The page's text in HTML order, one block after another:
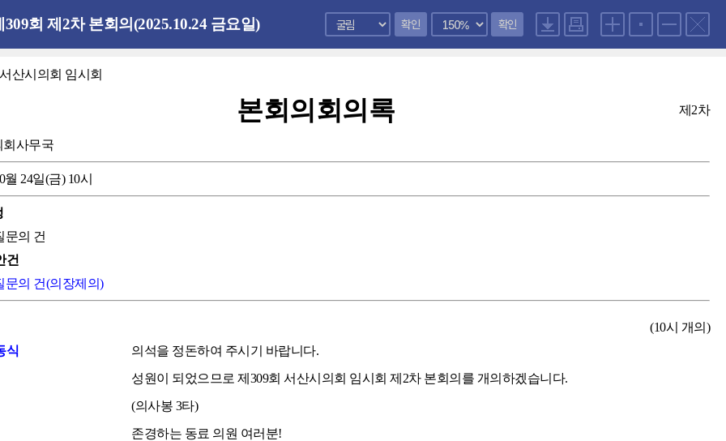
309회 제2차 본회의(2025.10.24 금요일) 확인 확인
산시의회 임시회
본회의회의록 제2차
회사무국
월 24일(금) 10시
문의 건
건
문의 건(의장제의)
(10시 개의)
식
의석을 정돈하여 주시기 바랍니다.
성원이 되었으므로 제309회 서산시의회 임시회 제2차 본회의를 개의하겠습니다.
(의사봉 3타)
존경하는 동료 의원 여러분!